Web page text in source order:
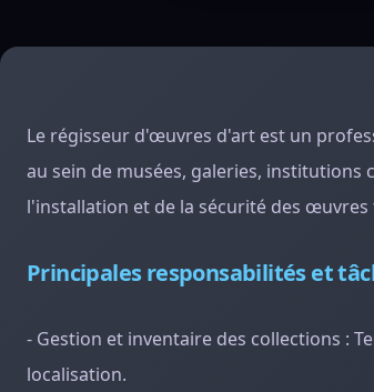
Le régisseur d'œuvres d'art est un
au sein de musées, galeries,
l'installation et de la sécurité des
Principales responsabilités et
- Gestion et inventaire des collections :
localisation.